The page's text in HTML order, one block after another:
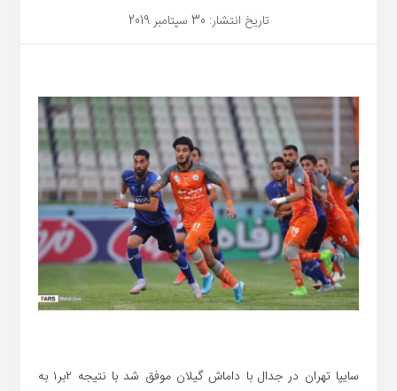
تاریخ انتشار: 30 سپتامبر 2019
سایپا تهران در جدال با داماش گیلان موفق شد با نتیجه ۲بر۱ به